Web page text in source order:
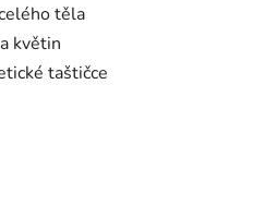
těla
květin
taštičce